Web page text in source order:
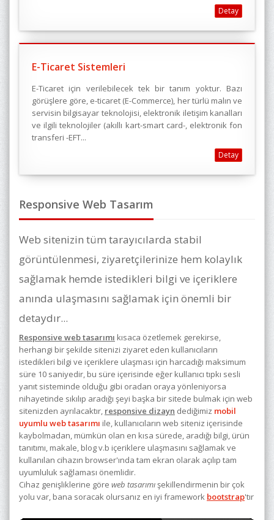
Detay
E-Ticaret Sistemleri
E-Ticaret için verilebilecek tek bir tanım yoktur. Bazı
görüşlere göre, e-ticaret (E-Commerce), her türlü malın ve
servisin bilgisayar teknolojisi, elektronik iletişim kanalları
ve ilgili teknolojiler (akıllı kart-smart card-, elektronik fon
transferi -EFT...
Detay
Responsive Web Tasarım
Web sitenizin tüm tarayıcılarda stabil
görüntülenmesi, ziyaretçilerinize hem kolaylık
sağlamak hemde istedikleri bilgi ve içeriklere
anında ulaşmasını sağlamak için önemli bir
detaydır...
Responsive web tasarımı kısaca özetlemek gerekirse,
herhangi bir şekilde sitenizi ziyaret eden kullanıcıların
istedikleri bilgi ve içeriklere ulaşması için harcadığı maksimum
süre 10 saniyedir, bu süre içerisinde eğer kullanıcı tıpkı sesli
yanıt sisteminde olduğu gibi oradan oraya yönleniyorsa
nihayetinde sıkılıp aradığı şeyi başka bir sitede bulmak için web
sitenizden ayrılacaktır, responsi​ve dizayn dediğimiz mobil
uyumlu web tasarımı ile, kullanıcıların web siteniz içerisinde
kaybolmadan, mümkün olan en kısa sürede, aradığı bilgi, ürün
tanıtımı, makale, blog v.b içeriklere ulaşmasını sağlamak ve
kullanılan cihazın browser'ında tam ekran olarak açılıp tam
uyumluluk sağlaması önemlidir.
Cihaz genişliklerine göre web tasarımışekillendirmenin bir çok
yolu var, bana soracak olursanız en iyi framework bootstrap'tır